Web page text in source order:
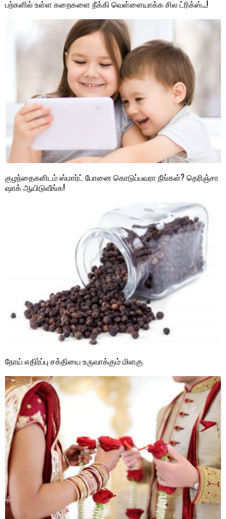
பற்களில் உள்ள கறைகளை நீக்கி வெள்ளையாக்க சில ட்ரிக்ஸ்…!
குழந்தைகளிடம் ஸ்மார்ட் போனை கொடுப்பவரா நீங்கள்? தெரிஞ்சா
ஷாக் ஆயிடுவீங்க!
நோய் எதிர்ப்பு சக்தியை உருவாக்கும் மிளகு